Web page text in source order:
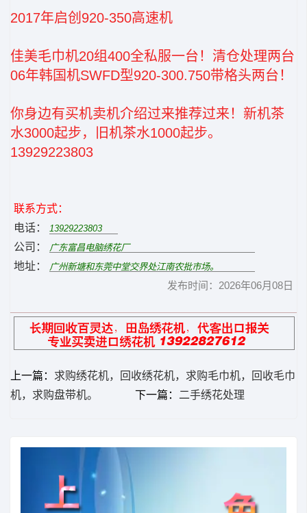
2017年启创920-350高速机
佳美毛巾机20组400全私服一台！清仓处理两台
06年韩国机SWFD型920-300.750带格头两台！
你身边有买机卖机介绍过来推荐过来！新机茶
水3000起步，旧机茶水1000起步。
13929223803
联系方式：
电话：
公司：
地址：
发布时间：2026年06月08日
上一篇： 求购绣花机，回收绣花机，求购毛巾机，回收毛巾
机，求购盘带机。
下一篇： 二手绣花处理